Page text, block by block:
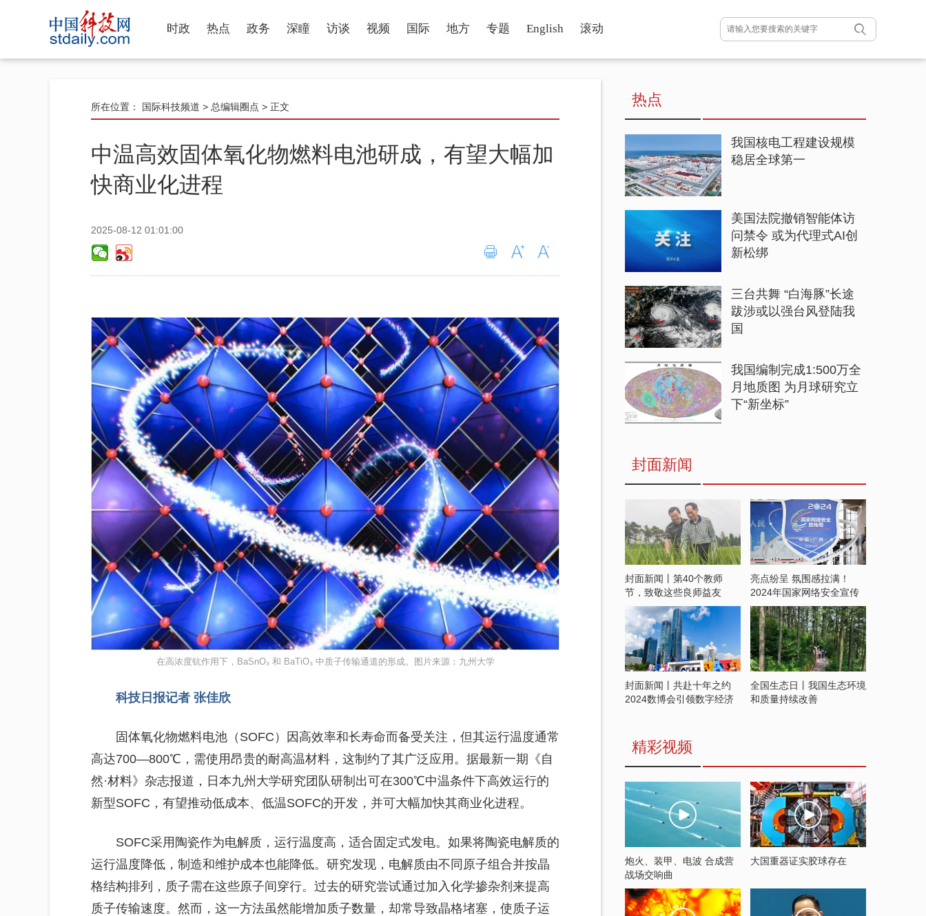
时政 热点 政务 深瞳 访谈 视频 国际 地方 专题 English 滚动
所在位置： 国际科技频道 > 总编辑圈点 > 正文
中温高效固体氧化物燃料电池研成，有望大幅加
快商业化进程
2025-08-12 01:01:00
在高浓度钪作用下，BaSnO₃ 和 BaTiO₃ 中质子传输通道的形成。图片来源：九州大学
科技日报记者 张佳欣
固体氧化物燃料电池（SOFC）因高效率和长寿命而备受关注，但其运行温度通常
高达700—800℃，需使用昂贵的耐高温材料，这制约了其广泛应用。据最新一期《自
然·材料》杂志报道，日本九州大学研究团队研制出可在300℃中温条件下高效运行的
新型SOFC，有望推动低成本、低温SOFC的开发，并可大幅加快其商业化进程。
SOFC采用陶瓷作为电解质，运行温度高，适合固定式发电。如果将陶瓷电解质的
运行温度降低，制造和维护成本也能降低。研究发现，电解质由不同原子组合并按晶
格结构排列，质子需在这些原子间穿行。过去的研究尝试通过加入化学掺杂剂来提高
质子传输速度。然而，这一方法虽然能增加质子数量，却常导致晶格堵塞，使质子运
热点
我国核电工程建设规模
稳居全球第一
美国法院撤销智能体访
问禁令 或为代理式AI创
新松绑
三台共舞 “白海豚”长途
跋涉或以强台风登陆我
国
我国编制完成1:500万全
月地质图 为月球研究立
下“新坐标”
封面新闻
封面新闻丨第40个教师
节，致敬这些良师益友
亮点纷呈 氛围感拉满！
2024年国家网络安全宣传
周开启
封面新闻丨共赴十年之约
2024数博会引领数字经济
全国生态日丨我国生态环境
和质量持续改善
精彩视频
炮火、装甲、电波 合成营
战场交响曲
大国重器证实胶球存在